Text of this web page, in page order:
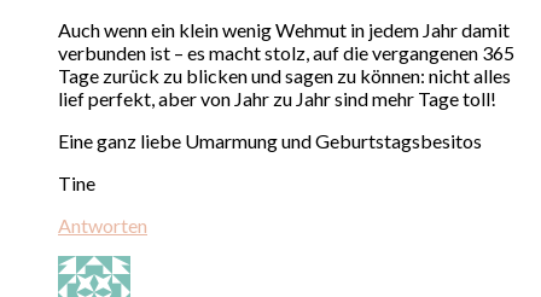
Auch wenn ein klein wenig Wehmut in jedem Jahr damit
verbunden ist – es macht stolz, auf die vergangenen 365
Tage zurück zu blicken und sagen zu können: nicht alles
lief perfekt, aber von Jahr zu Jahr sind mehr Tage toll!
Eine ganz liebe Umarmung und Geburtstagsbesitos
Tine
Antworten